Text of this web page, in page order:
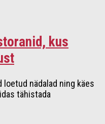
kus
loetud nädalad ning käes
tähistada